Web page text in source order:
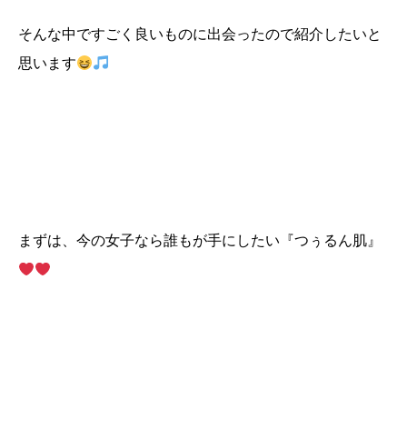
そんな中ですごく良いものに出会ったので紹介したいと
思います
まずは、今の女子なら誰もが手にしたい『つぅるん肌』